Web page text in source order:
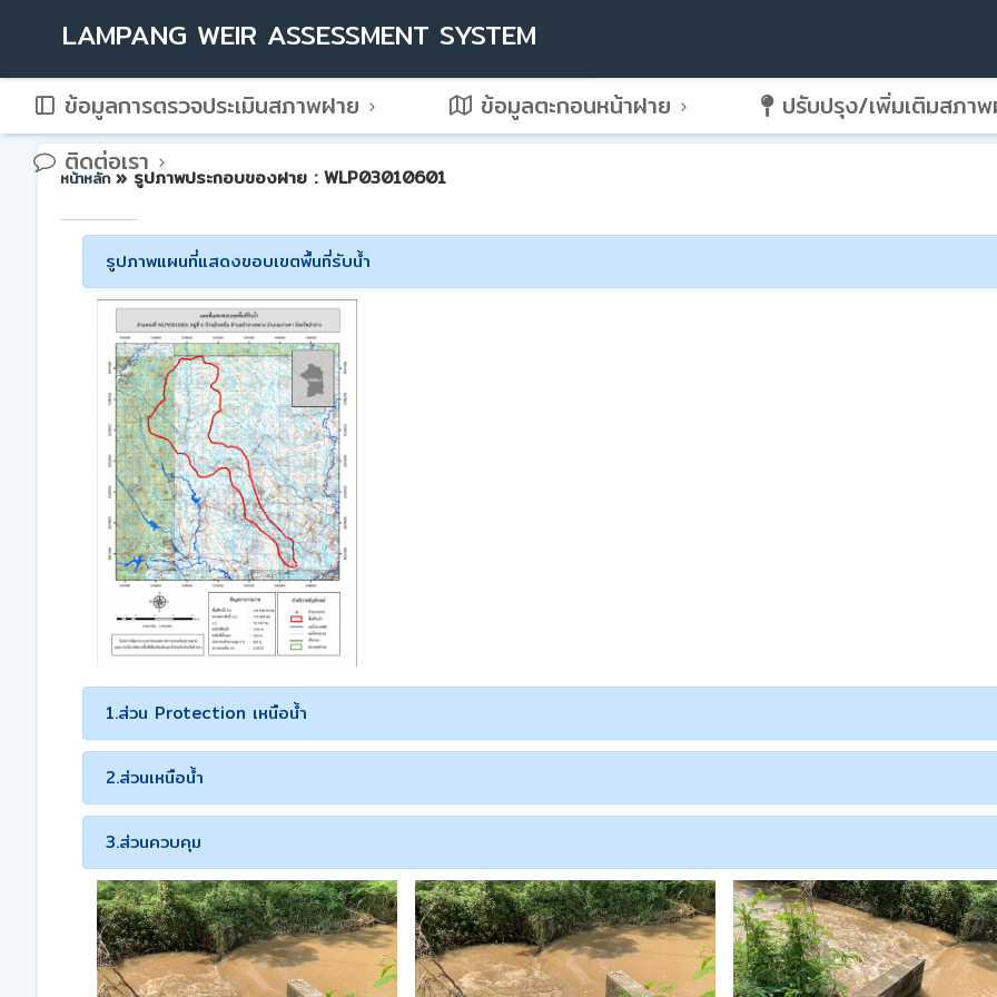
LAMPANG WEIR ASSESSMENT SYSTEM
ข้อมูลการตรวจประเมินสภาพฝาย ข้อมูลตะกอนหน้าฝาย
ปรับปรุง/เพิ่มเติมสภา
ติดต่อเรา
หน้าหลัก » รูปภาพประกอบของฝาย : WLP03010601
รูปภาพแผนที่แสดงขอบเขตพื้นที่รับน้ำ
1.ส่วน Protection เหนือน้ำ
2.ส่วนเหนือน้ำ
3.ส่วนควบคุม